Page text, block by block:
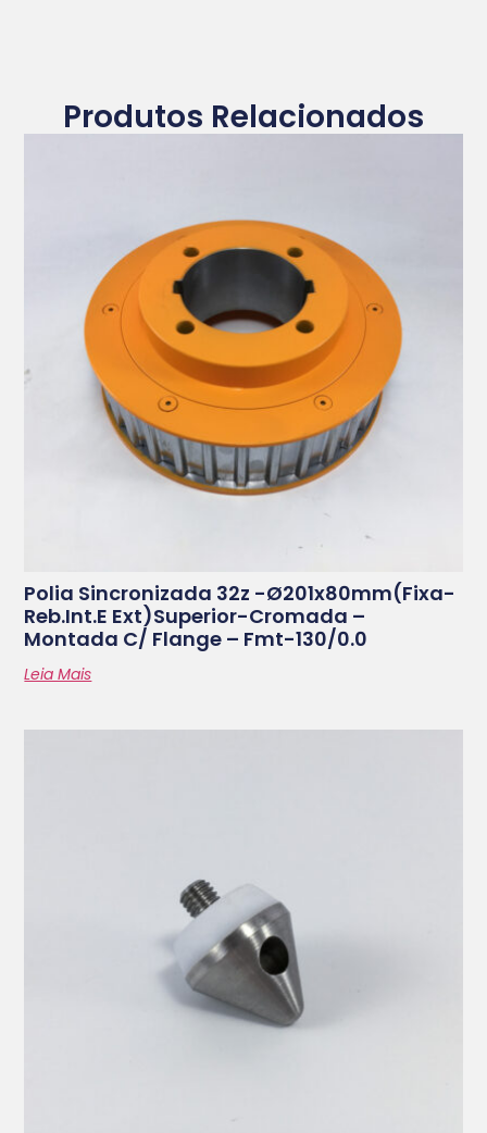
Produtos Relacionados
Polia Sincronizada 32z -ø201x80mm(fixa-
Reb.int.e Ext)superior-Cromada –
Montada C/ Flange – Fmt-130/0.0
Leia Mais